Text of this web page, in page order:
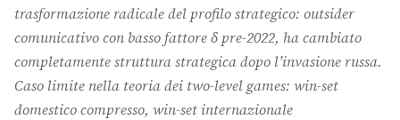
Indice
About
trasformazione radicale del profilo strategico: outsider
comunicativo con basso fattore δ pre-2022, ha cambiato
completamente struttura strategica dopo l’invasione russa.
Caso limite nella teoria dei two-level games: win-set
domestico compresso, win-set internazionale